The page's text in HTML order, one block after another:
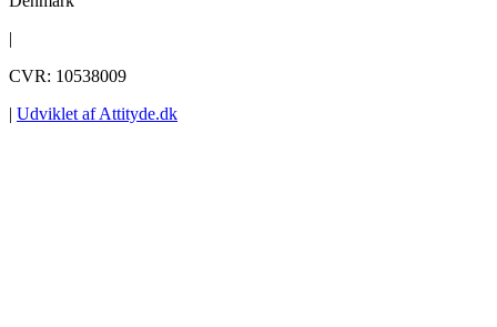
|
CVR: 10538009
| Udviklet af Attityde.dk